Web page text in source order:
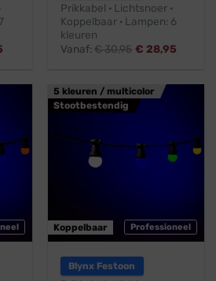
Prikkabel · Lichtsnoer ·
Koppelbaar · Lampen: 6
kleuren
Vanaf:€30,95 € 28,95
5 kleuren / multicolor
Stootbestendig
Professioneel
Koppelbaar
Blynx Festoon